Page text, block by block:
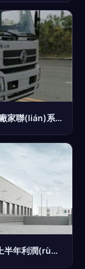
三位板清障車與拖車配置全面解析 專業(yè)廠家聯(lián)系方式推薦
奧迪集團(tuán)銷量創(chuàng)歷史新高 上半年利潤(rùn)率達(dá)10.7% 豪華品牌實(shí)力彰顯